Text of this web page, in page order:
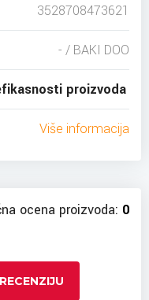
3528708473621
- / BAKI DOO
proizvoda
Više informacija
ocena proizvoda: 0